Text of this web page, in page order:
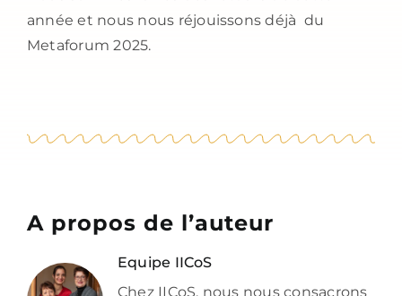
année et nous nous réjouissons déjà du
Metaforum 2025.
A propos de l’auteur
Equipe IICoS
Chez IICoS, nous nous consacrons